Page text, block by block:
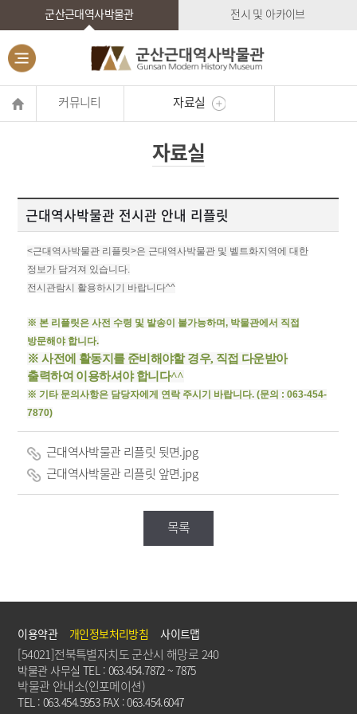
군산근대역사박물관 전시 및 아카이브
커뮤니티 자료실
자료실
근대역사박물관 전시관 안내 리플릿
<근대역사박물관 리플릿>은 근대역사박물관 및 벨트화지역에 대한
정보가 담겨져 있습니다.
전시관람시 활용하시기 바랍니다^^
※ 본 리플릿은 사전 수령 및 발송이 불가능하며, 박물관에서 직접
방문해야 합니다.
※ 사전에 활동지를 준비해야할 경우, 직접 다운받아
출력하여 이용하셔야 합니다^^
※ 기타 문의사항은 담당자에게 연락 주시기 바랍니다. (문의 : 063-454-
7870)
근대역사박물관 리플릿 뒷면.jpg
근대역사박물관 리플릿 앞면.jpg
목록
이용약관 개인정보처리방침 사이트맵
[54021]전북특별자치도 군산시 해망로 240
박물관 사무실 TEL : 063.454.7872 ~ 7875
박물관 안내소(인포메이션)
TEL : 063.454.5953 FAX : 063.454.6047